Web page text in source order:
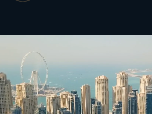
POZNAJ WSZYSTKIE DOSTĘPNE